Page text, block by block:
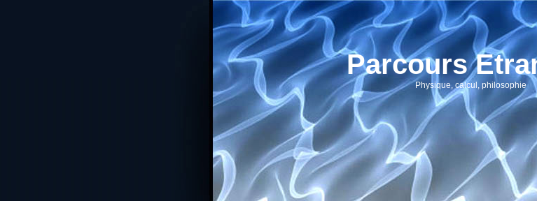
Parcours
Physique, calcul, philosophie